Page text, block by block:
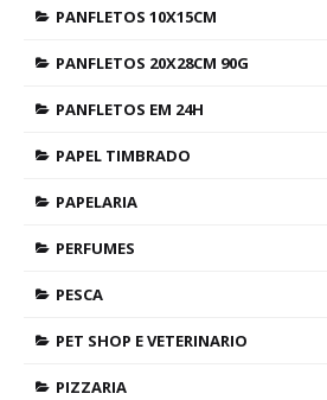
PANFLETOS 10X15CM
PANFLETOS 20X28CM 90G
PANFLETOS EM 24H
PAPEL TIMBRADO
PAPELARIA
PERFUMES
PESCA
PET SHOP E VETERINARIO
PIZZARIA